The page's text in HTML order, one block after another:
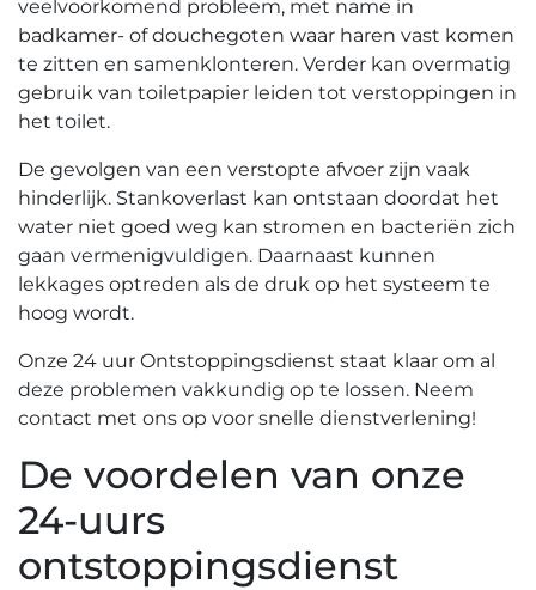
veelvoorkomend probleem, met name in
badkamer- of douchegoten waar haren vast komen
te zitten en samenklonteren.​ Verder kan overmatig
gebruik van toiletpapier leiden tot verstoppingen in
het toilet.​
De gevolgen van een verstopte afvoer zijn vaak
hinderlijk.​ Stankoverlast kan ontstaan doordat het
water niet goed weg kan stromen en bacteriën zich
gaan vermenigvuldigen.​ Daarnaast kunnen
lekkages optreden als de druk op het systeem te
hoog wordt.
Onze 24 uur Ontstoppingsdienst staat klaar om al
deze problemen vakkundig op te lossen.​ Neem
contact met ons op voor snelle dienstverlening!​
De voordelen van onze
24-uurs
ontstoppingsdienst